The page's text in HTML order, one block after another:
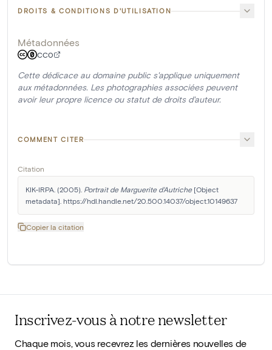
DROITS & CONDITIONS D'UTILISATION
Métadonnées
CC0
Cette dédicace au domaine public s'applique uniquement
aux métadonnées. Les photographies associées peuvent
avoir leur propre licence ou statut de droits d'auteur.
COMMENT CITER
Citation
KIK-IRPA. (2005). Portrait de Marguerite d'Autriche [Object
metadata]. https://hdl.handle.net/20.500.14037/object.10149637
Copier la citation
Inscrivez-vous à notre newsletter
Chaque mois, vous recevrez les dernières nouvelles de